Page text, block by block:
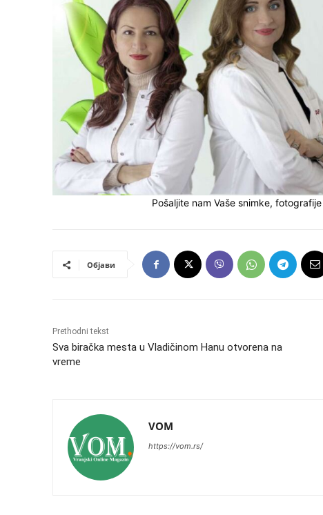
Pošaljite nam Vaše snimke,
Објави
Prethodni tekst
Sva biračka mesta u Vladičinom Hanu otvorena na
vreme
VOM
https://vom.rs/